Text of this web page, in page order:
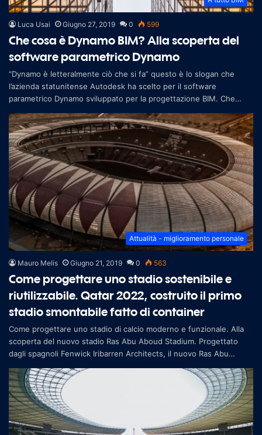
Luca Usai Giugno 27, 2019 0 599
Che cosa è Dynamo BIM? Alla scoperta del
software parametrico Dynamo
“Dynamo è letteralmente ciò che si fa” questo è lo slogan che
l’azienda statunitense Autodesk ha scelto per il software
parametrico Dynamo sviluppato per la progettazione BIM. Che
Attualità - miglioramento personale
Mauro Melis Giugno 21, 2019 0 563
Come progettare uno stadio sostenibile e
riutilizzabile. Qatar 2022, costruito il primo
stadio smontabile fatto di container
Come progettare uno stadio di calcio moderno e funzionale. Alla
scoperta del nuovo stadio Ras Abu Aboud Stadium. Progettato
dagli spagnoli Fenwick Iribarren Architects, il nuovo Ras Abu
Aboud Stadium